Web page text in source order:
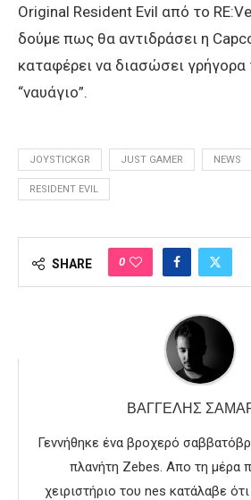
Οriginal Resident Evil από το
δούμε πως θα αντιδράσει η
καταφέρει να διασώσει γρήγορα
“ναυάγιο”.
JOYSTICKGR JUST GAMER NEWS
RESIDENT EVIL
SHARE 0
ΒΑΓΓΈΛΗΣ
Γεννήθηκε ένα βροχερό
πλανήτη Zebes. Aπο τη μέρα
χειριστήριο του nes κατάλαβε